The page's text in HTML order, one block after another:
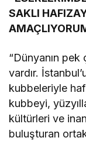
SAKLI
“Dünyanın
vardır.
kubbeleriyle
kubbeyi,
kültürleri ve
buluşturan